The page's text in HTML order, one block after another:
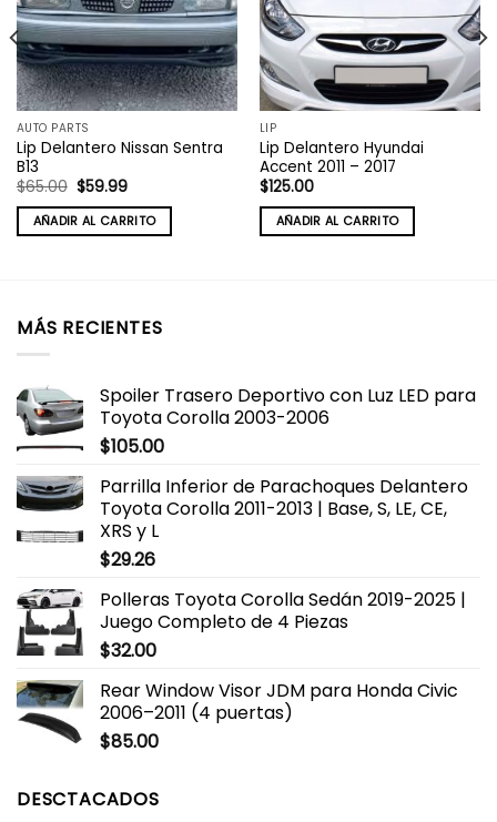
AUTO PARTS
Lip Delantero Nissan Sentra
B13
$65.00 El
precio
original
era:
$65.00.
$59.99El
actual
es:
$59.99.
AÑADIR AL CARRITO
LIP
Lip Delantero Hyundai
Accent 2011 – 2017
$125.00
AÑADIR AL CARRITO
MÁS RECIENTES
Spoiler Trasero Deportivo con Luz LED para
Toyota Corolla 2003-2006
$105.00
Parrilla Inferior de Parachoques Delantero
Toyota Corolla 2011-2013 | Base, S, LE, CE,
XRS y L
$29.26
Polleras Toyota Corolla Sedán 2019-2025 |
Juego Completo de 4 Piezas
$32.00
Rear Window Visor JDM para Honda Civic
2006–2011 (4 puertas)
$85.00
DESCTACADOS